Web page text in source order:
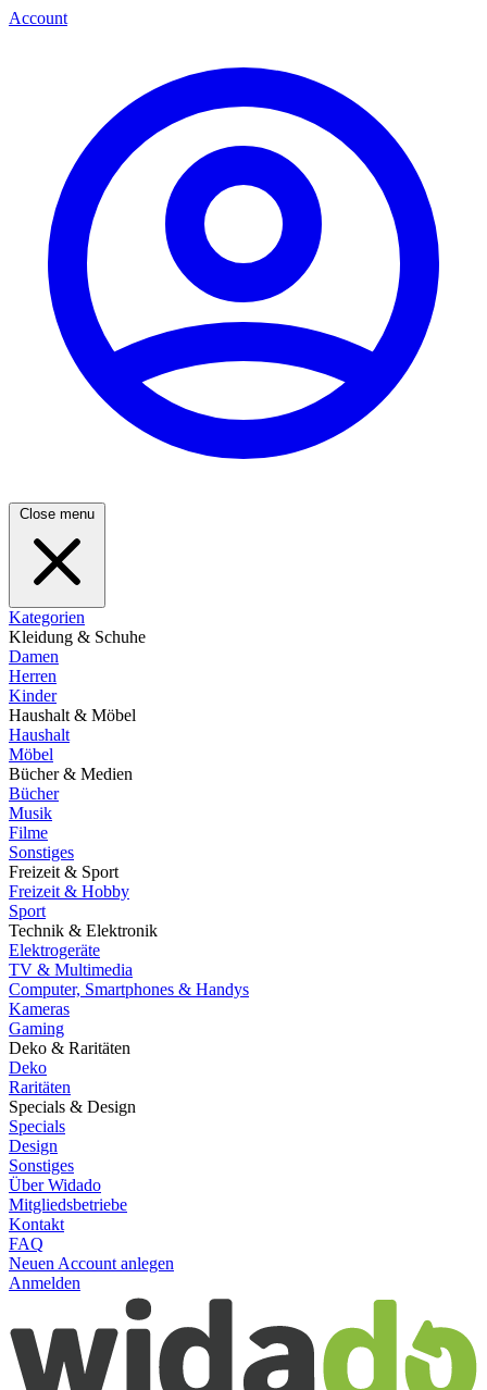
Account
Close menu
Kategorien
Kleidung & Schuhe
Damen
Herren
Kinder
Haushalt & Möbel
Haushalt
Möbel
Bücher & Medien
Bücher
Musik
Filme
Sonstiges
Freizeit & Sport
Freizeit & Hobby
Sport
Technik & Elektronik
Elektrogeräte
TV & Multimedia
Computer, Smartphones & Handys
Kameras
Gaming
Deko & Raritäten
Deko
Raritäten
Specials & Design
Specials
Design
Sonstiges
Über Widado
Mitgliedsbetriebe
Kontakt
FAQ
Neuen Account anlegen
Anmelden